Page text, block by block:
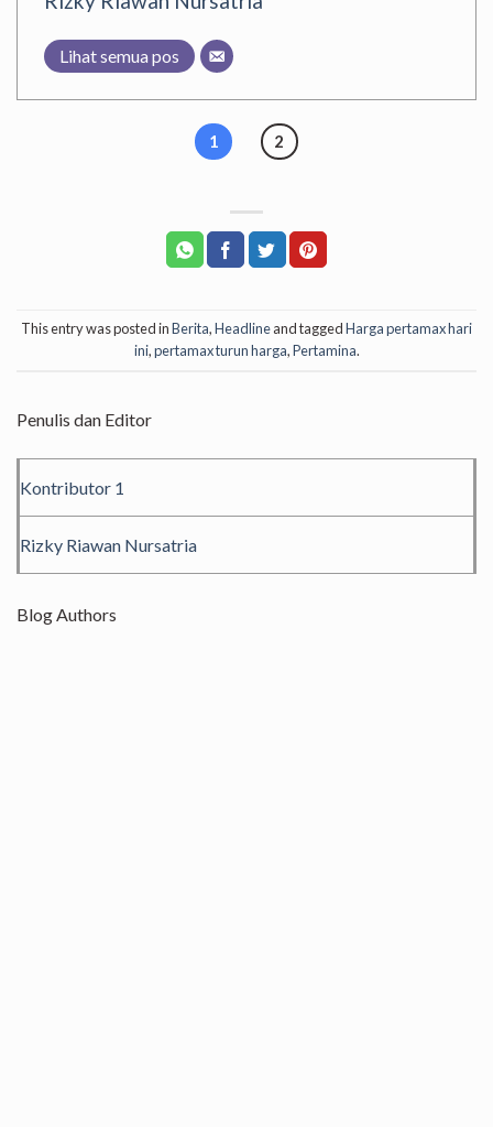
Lihat semua pos
1 2
This entry was posted inBerita,Headlineand taggedHarga pertamax hari
ini,pertamax turun harga,Pertamina.
Penulis dan Editor
Kontributor 1
Rizky Riawan Nursatria
Blog Authors